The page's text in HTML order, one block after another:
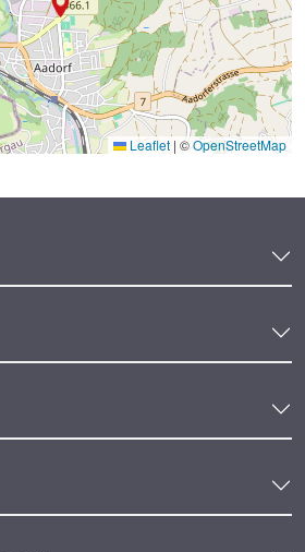
Leaflet | ©OpenStreetMap